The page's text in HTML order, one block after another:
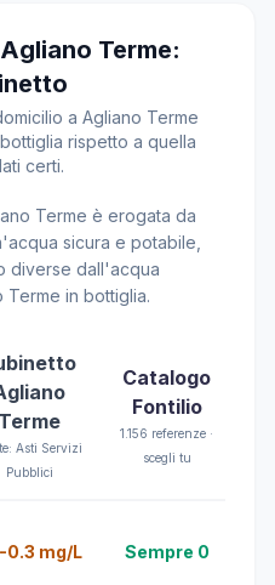
Terme:
a Agliano Terme
rispetto a quella
certi.
Terme è erogata da
sicura e potabile,
diverse dall'acqua
Terme in bottiglia.
Terme
Asti Servizi
Pubblici
Catalogo
Fontilio
1.156 referenze ·
scegli tu
0.3 mg/L Sempre 0